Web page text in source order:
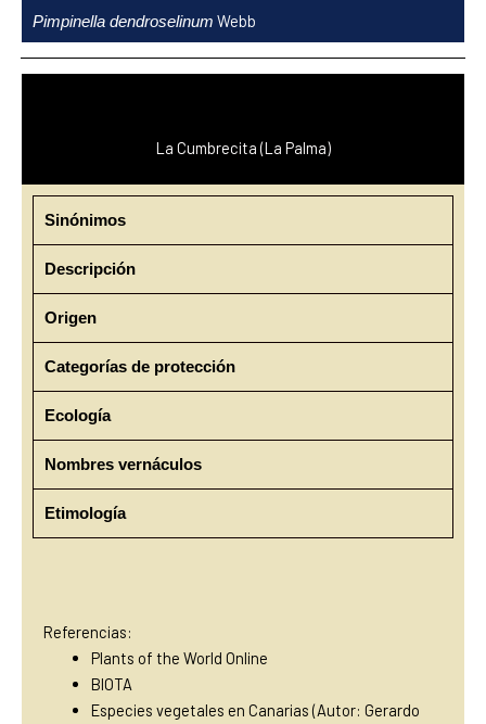
contenido
Pimpinella dendroselinum Webb
La Cumbrecita (La Palma)
Sinónimos
Descripción
Origen
Categorías de protección
Ecología
Nombres vernáculos
Etimología
Referencias:
Plants of the World Online
BIOTA
Especies vegetales en Canarias (Autor: Gerardo